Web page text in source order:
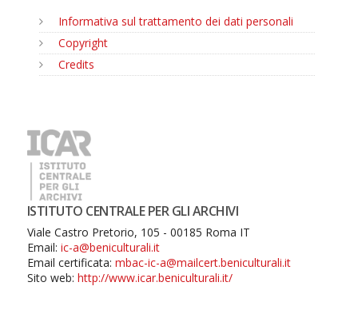
Informativa sul trattamento dei dati personali
Copyright
Credits
ISTITUTO CENTRALE PER GLI ARCHIVI
Viale Castro Pretorio, 105 - 00185 Roma IT
Email: ic-a@beniculturali.it
Email certificata: mbac-ic-a@mailcert.beniculturali.it
Sito web: http://www.icar.beniculturali.it/